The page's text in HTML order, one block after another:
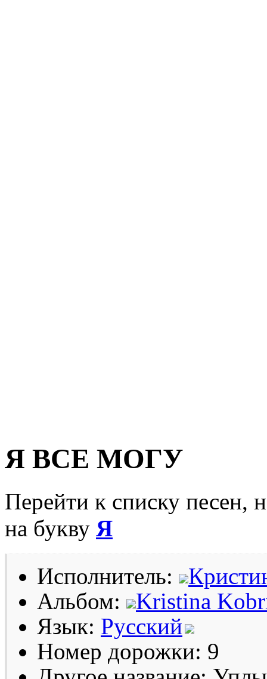
Я ВСЕ МОГУ
Перейти к списку песен,
на букву Я
Исполнитель:
Альбом:
Kristina
Язык: Русский
Номер дорожки: 9